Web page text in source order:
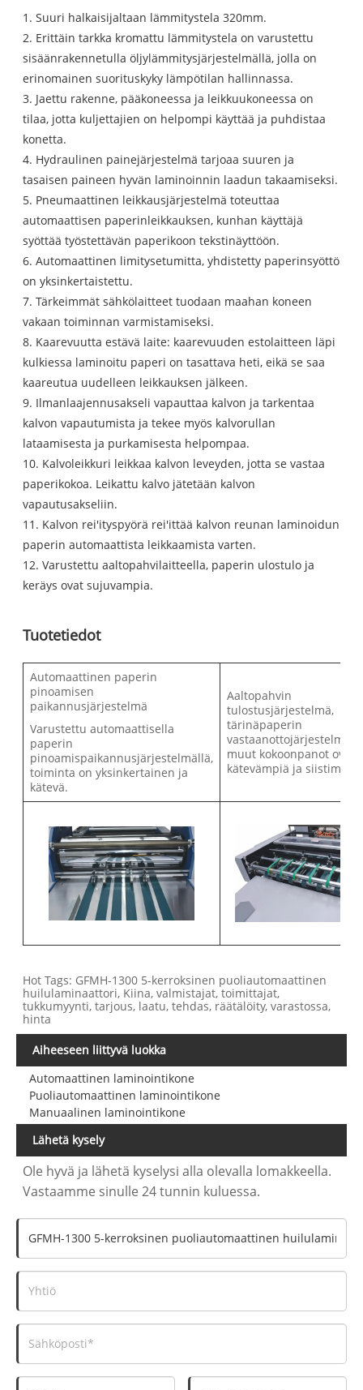
1. Suuri halkaisijaltaan lämmitystela 320mm.
2. Erittäin tarkka kromattu lämmitystela on varustettu
sisäänrakennetulla öljylämmitysjärjestelmällä, jolla on
erinomainen suorituskyky lämpötilan hallinnassa.
3. Jaettu rakenne, pääkoneessa ja leikkuukoneessa on
tilaa, jotta kuljettajien on helpompi käyttää ja puhdistaa
konetta.
4. Hydraulinen painejärjestelmä tarjoaa suuren ja
tasaisen paineen hyvän laminoinnin laadun takaamiseksi.
5. Pneumaattinen leikkausjärjestelmä toteuttaa
automaattisen paperinleikkauksen, kunhan käyttäjä
syöttää työstettävän paperikoon tekstinäyttöön.
6. Automaattinen limitysetumitta, yhdistetty paperinsyöttö
on yksinkertaistettu.
7. Tärkeimmät sähkölaitteet tuodaan maahan koneen
vakaan toiminnan varmistamiseksi.
8. Kaarevuutta estävä laite: kaarevuuden estolaitteen läpi
kulkiessa laminoitu paperi on tasattava heti, eikä se saa
kaareutua uudelleen leikkauksen jälkeen.
9. Ilmanlaajennusakseli vapauttaa kalvon ja tarkentaa
kalvon vapautumista ja tekee myös kalvorullan
lataamisesta ja purkamisesta helpompaa.
10. Kalvoleikkuri leikkaa kalvon leveyden, jotta se vastaa
paperikokoa. Leikattu kalvo jätetään kalvon
vapautusakseliin.
11. Kalvon rei'ityspyörä rei'ittää kalvon reunan laminoidun
paperin automaattista leikkaamista varten.
12. Varustettu aaltopahvilaitteella, paperin ulostulo ja
keräys ovat sujuvampia.
Tuotetiedot
Automaattinen paperin
pinoamisen
paikannusjärjestelmä
Varustettu automaattisella
paperin
pinoamispaikannusjärjestelmällä,
toiminta on yksinkertainen ja
kätevä.
Aaltopahvin
tulostusjärjestelmä,
tärinäpaperin
vastaanottojärjestelmä
muut kokoonpanot ovat
kätevämpiä ja siistimpiä.
Hot Tags: GFMH-1300 5-kerroksinen puoliautomaattinen
huilulaminaattori, Kiina, valmistajat, toimittajat,
tukkumyynti, tarjous, laatu, tehdas, räätälöity, varastossa,
hinta
Aiheeseen liittyvä luokka
Automaattinen laminointikone
Puoliautomaattinen laminointikone
Manuaalinen laminointikone
Lähetä kysely
Ole hyvä ja lähetä kyselysi alla olevalla lomakkeella.
Vastaamme sinulle 24 tunnin kuluessa.